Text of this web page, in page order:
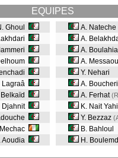
EQUIPES
Ghoul
Lagraâ
Belkaïd
Djahnit
Aoudia
A. Nateche
A.
A. Boulahia
A.
Y. Nehari
A.
A. Ferhat
K. Nait
Y. Bezzaz
B. Bahloul
H.